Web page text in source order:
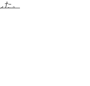
。